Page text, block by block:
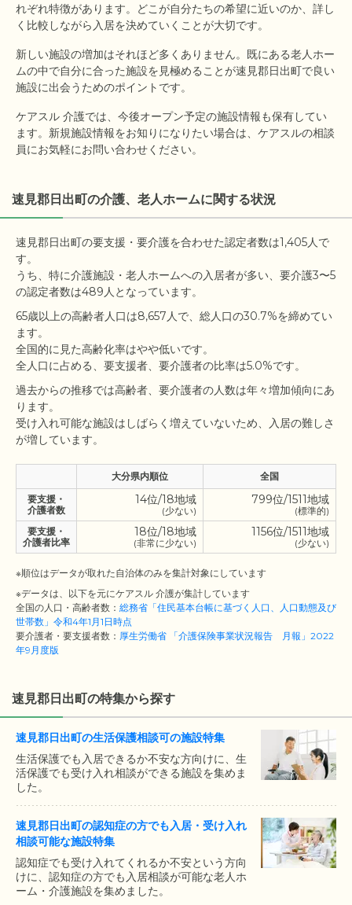
れぞれ特徴があります。どこが自分たちの希望に近いのか、詳し
く比較しながら入居を決めていくことが大切です。
新しい施設の増加はそれほど多くありません。既にある老人ホー
ムの中で自分に合った施設を見極めることが速見郡日出町で良い
施設に出会うためのポイントです。
ケアスル 介護では、今後オープン予定の施設情報も保有してい
ます。新規施設情報をお知りになりたい場合は、ケアスルの相談
員にお気軽にお問い合わせください。
速見郡日出町の介護、老人ホームに関する状況
速見郡日出町の要支援・要介護を合わせた認定者数は1,405人で
す。
うち、特に介護施設・老人ホームへの入居者が多い、要介護3〜5
65歳以上の高齢者人口は8,657人で、総人口の30.7%を締めてい
ます。
全国的に見た高齢化率はやや低いです。
過去からの推移では高齢者、要介護者の人数は年々増加傾向にあ
ります。
受け入れ可能な施設はしばらく増えていないため、入居の難しさ
大分県内順位
全国
要支援・
介護者数
14位/18地域
(少ない)
799位/1511地域
(標準的)
要支援・
介護者比率
18位/18地域
(非常に少ない)
1156位/1511地域
(少ない)
※順位はデータが取れた自治体のみを集計対象にしています
※データは、以下を元にケアスル 介護が集計しています
全国の人口・高齢者数： 総務省「住民基本台帳に基づく人口、人口動態及び
世帯数」令和4年1月1日時点
要介護者・要支援者数： 厚生労働省 「介護保険事業状況報告 月報」2022
年9月度版
速見郡日出町の特集から探す
速見郡日出町の生活保護相談可の施設特集
生活保護でも入居できるか不安な方向けに、生
活保護でも受け入れ相談ができる施設を集めま
した。
速見郡日出町の認知症の方でも入居・受け入れ
相談可能な施設特集
認知症でも受け入れてくれるか不安という方向
けに、認知症の方でも入居相談が可能な老人ホ
ーム・介護施設を集めました。